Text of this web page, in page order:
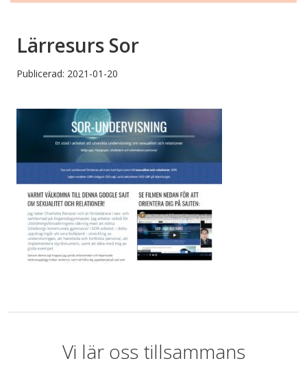
Lärresurs Sor
Publicerad: 2021-01-20
Vi lär oss tillsammans